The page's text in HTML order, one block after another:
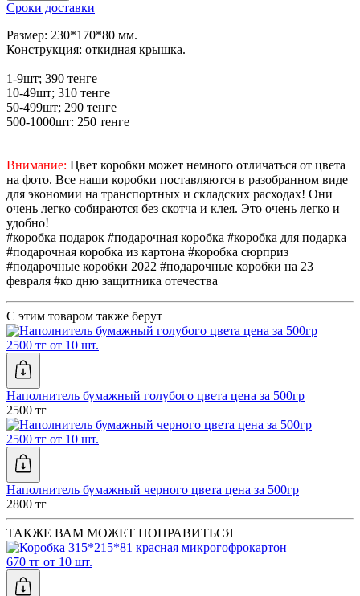
Сроки доставки
Размер: 230*170*80 мм.
Конструкция: откидная крышка.
1-9шт; 390 тенге
10-49шт; 310 тенге
50-499шт; 290 тенге
500-1000шт: 250 тенге
Внимание: Цвет коробки может немного отличаться от цвета
на фото. Все наши коробки поставляются в разобранном виде
для экономии на транспортных и складских расходах! Они
очень легко собираются без скотча и клея. Это очень легко и
удобно!
#коробка подарок #подарочная коробка #коробка для подарка
#подарочная коробка из картона #коробка сюрприз
#подарочные коробки 2022 #подарочные коробки на 23
февраля #ко дню защитника отечества
С этим товаром также берут
2500 тг от 10 шт.
Наполнитель бумажный голубого цвета цена за 500гр
2500 тг
2500 тг от 10 шт.
Наполнитель бумажный черного цвета цена за 500гр
2800 тг
ТАКЖЕ ВАМ МОЖЕТ ПОНРАВИТЬСЯ
670 тг от 10 шт.